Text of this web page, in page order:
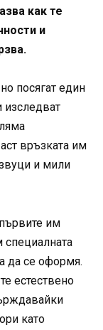
как те
и
посягат един
изследват
връзката им
и мили
им
да се оформя.
естествено
като